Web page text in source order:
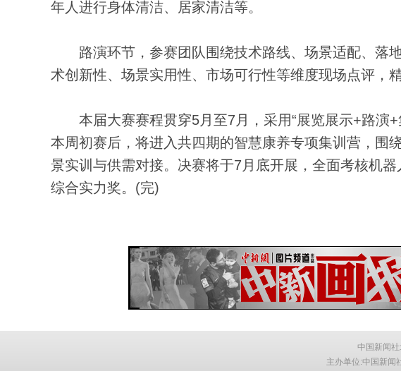
年人进行身体清洁、居家清洁等。
路演环节，参赛团队围绕技术路线、场景适配、落
术创新性、场景实用性、市场可行性等维度现场点评，
本届大赛赛程贯穿5月至7月，采用“展览展示+路演+
本周初赛后，将进入共四期的智慧康养专项集训营，围
景实训与供需对接。决赛将于7月底开展，全面考核机
综合实力奖。(完)
中国新闻
主办单位:中国新闻